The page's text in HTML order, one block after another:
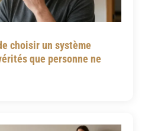
choisir un système
que personne ne